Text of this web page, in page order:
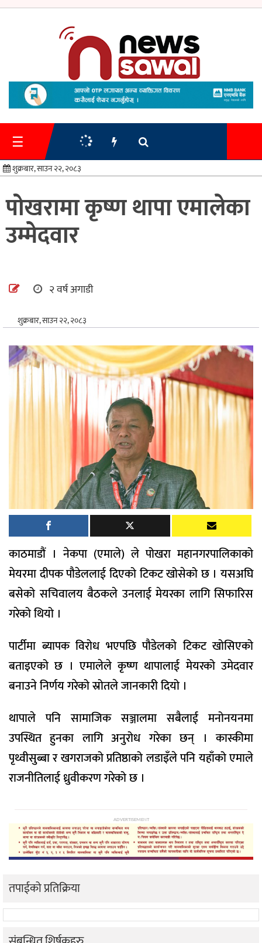
गृहपृष्ठ
समाचार
प्रशासन
स्वास्थ्य/
शिक्षा
☰
शुक्रबार, साउन २२, २०८३
पोखरामा कृष्ण थापा एमालेका
उम्मेदवार
२ वर्ष अगाडी
शुक्रबार, साउन २२, २०८३
काठमाडौं । नेकपा (एमाले) ले पोखरा महानगरपालिकाको
मेयरमा दीपक पौडेललाई दिएको टिकट खोसेको छ । यसअघि
बसेको सचिवालय बैठकले उनलाई मेयरका लागि सिफारिस
गरेको थियो ।
पार्टीमा ब्यापक विरोध भएपछि पौडेलको टिकट खोसिएको
बताइएको छ । एमालेले कृष्ण थापालाई मेयरको उमेदवार
बनाउने निर्णय गरेको स्रोतले जानकारी दियो ।
थापाले पनि सामाजिक सञ्जालमा सबैलाई मनोनयनमा
उपस्थित हुनका लागि अनुरोध गरेका छन् । कास्कीमा
पृथ्वीसुब्बा र खगराजको प्रतिष्ठाको लडाइँले पनि यहाँको एमाले
राजनीतिलाई ध्रुवीकरण गरेको छ ।
ADVERTISEMENT
तपाईको प्रतिक्रिया